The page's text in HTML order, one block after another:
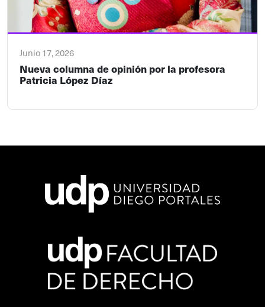
Junio 17, 2026
Nueva columna de opinión por la profesora
Patricia López Díaz